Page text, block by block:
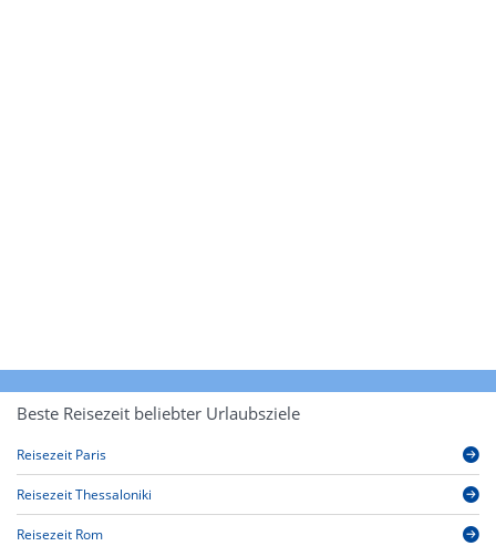
Beste Reisezeit beliebter Urlaubsziele
Reisezeit Paris
Reisezeit Thessaloniki
Reisezeit Rom